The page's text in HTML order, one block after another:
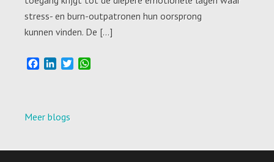
stress- en burn-outpatronen hun oorsprong
kunnen vinden. De […]
b
k
e
n
p
Meer blogs